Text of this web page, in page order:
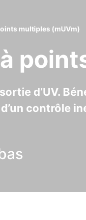
multiples (mUVm)
d’UV.
contrôle